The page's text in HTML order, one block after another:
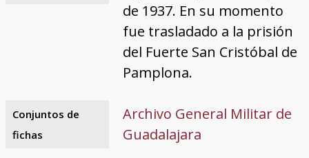
de 1937. En su momento
fue trasladado a la prisión
del Fuerte San Cristóbal de
Pamplona.
Conjuntos de
fichas
Archivo General Militar de
Guadalajara